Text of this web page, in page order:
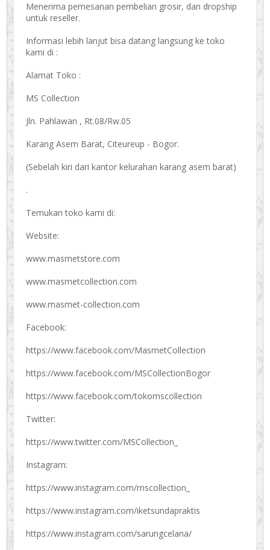
Menerima pemesanan pembelian grosir, dan dropship
untuk reseller.
Informasi lebih lanjut bisa datang langsung ke toko
kami di :
Alamat Toko :
MS Collection
Jln. Pahlawan , Rt.08/Rw.05
Karang Asem Barat, Citeureup - Bogor.
(Sebelah kiri dari kantor kelurahan karang asem barat)
.
Temukan toko kami di:
Website:
www.masmetstore.com
www.masmetcollection.com
www.masmet-collection.com
Facebook:
https://www.facebook.com/MasmetCollection
https://www.facebook.com/MSCollectionBogor
https://www.facebook.com/tokomscollection
Twitter:
https://www.twitter.com/MSCollection_
Instagram:
https://www.instagram.com/mscollection_
https://www.instagram.com/iketsundapraktis
https://www.instagram.com/sarungcelana/